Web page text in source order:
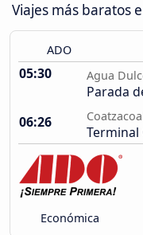
Viajes más baratos
ADO
05:30 Agua
Parada
06:26
Terminal
Económica